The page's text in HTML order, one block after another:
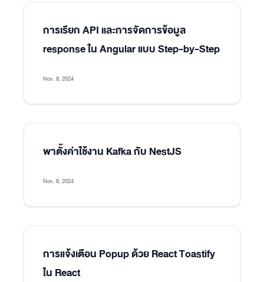
การเรียก API และการจัดการข้อมูล
response ใน Angular แบบ Step-by-Step
Nov. 8, 2024
พาตั้งค่าใช้งาน Kafka กับ NestJS
Nov. 6, 2024
การแจ้งเตือน Popup ด้วย React Toastify
ใน React